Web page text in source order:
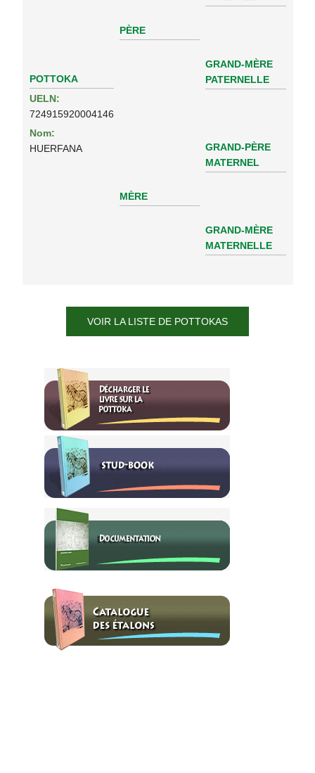
POTTOKA
UELN:
724915920004146
Nom:
HUERFANA
PÈRE
GRAND-MÈRE
PATERNELLE
MÈRE
GRAND-PÈRE
MATERNEL
GRAND-MÈRE
MATERNELLE
VOIR LA LISTE DE POTTOKAS